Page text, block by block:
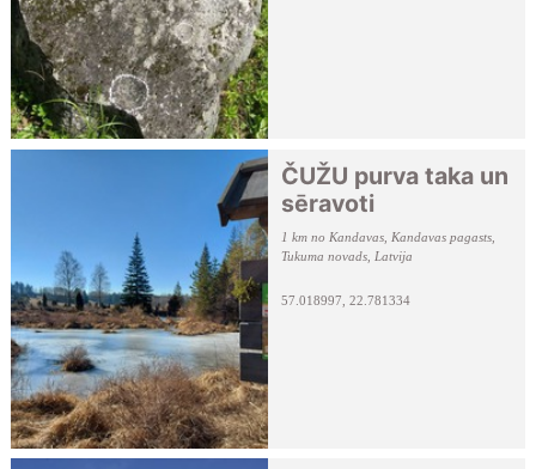
ČUŽU purva taka un
sēravoti
1 km no Kandavas, Kandavas pagasts,
Tukuma novads, Latvija
57.018997, 22.781334